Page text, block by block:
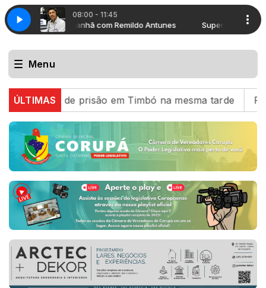
08:00 - 11:45
Super Manhã com Remildo Antunes Super Manhã com
Menu
ÚLTIMAS
de prisão em Timbó na mesma tarde PRF